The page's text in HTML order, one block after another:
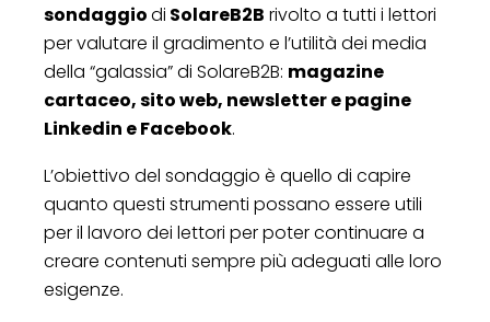
sondaggiodi SolareB2B rivolto a tutti i lettori
per valutare il gradimento e l’utilità dei media
della “galassia” di SolareB2B: magazine
cartaceo, sito web, newsletter e pagine
Linkedin e Facebook.
L’obiettivo del sondaggio è quello di capire
quanto questi strumenti possano essere utili
per il lavoro dei lettori per poter continuare a
creare contenuti sempre più adeguati alle loro
esigenze.